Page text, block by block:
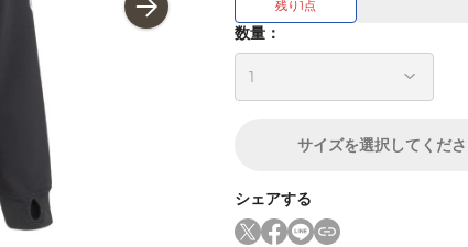
数量：
サイズを選択してくだ
シェアする